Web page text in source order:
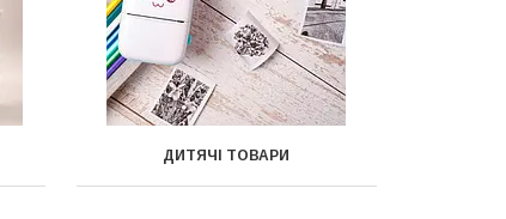
ДИТЯЧІ ТОВАРИ